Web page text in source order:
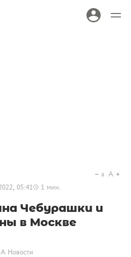
05:41 1 мин.
a A
Чебурашки и
в Москве
Новости